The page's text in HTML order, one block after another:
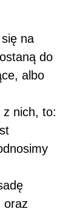
na
do
albo
z nich, to:
oraz